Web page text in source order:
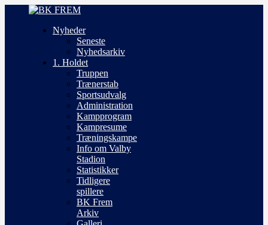
Nyheder
Seneste
Nyhedsarkiv
1. Holdet
Truppen
Trænerstab
Sportsudvalg
Administration
Kampprogram
Kampresume
Træningskampe
Info om Valby
Stadion
Statistikker
Tidligere
spillere
BK Frem
Arkiv